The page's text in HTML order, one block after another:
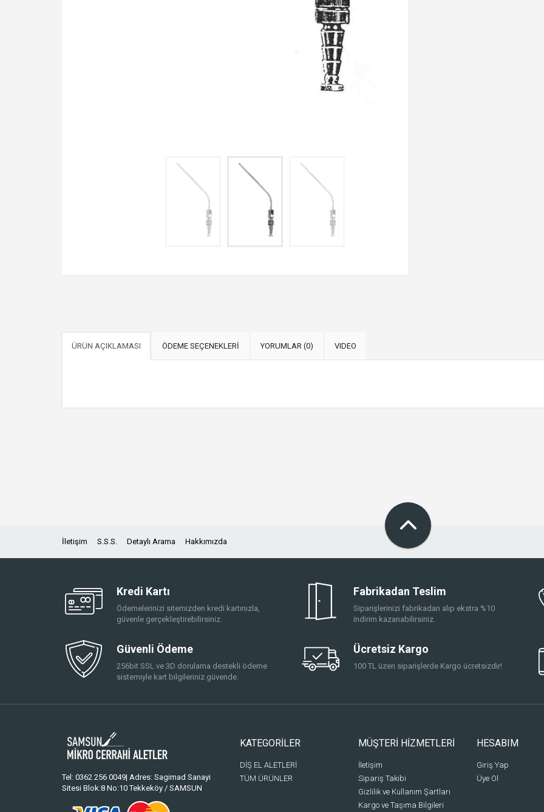
ÜRÜN AÇIKLAMASI ÖDEME SEÇENEKLERİ YORUMLAR (0) VIDEO
İletişim S.S.S. Detaylı Arama Hakkımızda
Kredi Kartı
Ödemelerinizi sitemizden kredi kartınızla,
güvenle gerçekleştirebilirsiniz.
Fabrikadan Teslim
Siparişlerinizi fabrikadan alıp ekstra %10
indirim kazanabilirsiniz.
Güvenli Ödeme
256bit SSL ve 3D dorulama destekli ödeme
sistemiyle kart bilgileriniz güvende.
Ücretsiz Kargo
100 TL üzeri siparişlerde Kargo ücretsizdir!
Tel: 0362 256 0049| Adres: Sagimad Sanayi
Sitesi Blok:8 No:10 Tekkeköy / SAMSUN
KATEGORİLER
DİŞ EL ALETLERİ
TÜM ÜRÜNLER
MÜŞTERİ HİZMETLERİ
İletişim
Sipariş Takibi
Gizlilik ve Kullanım Şartları
Kargo ve Taşıma Bilgileri
HESABIM
Giriş Yap
Üye Ol